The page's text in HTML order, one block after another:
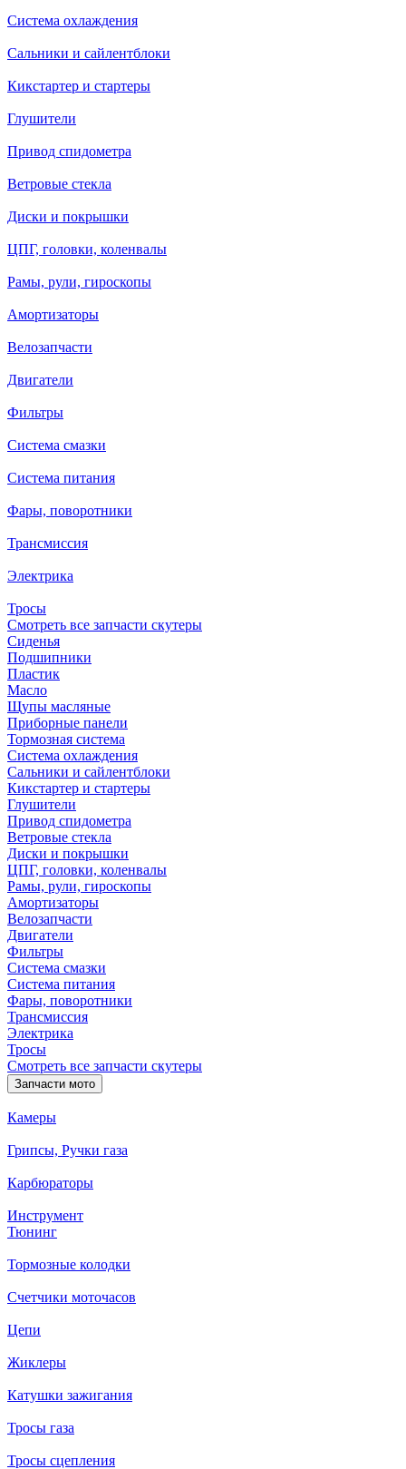
Система охлаждения
Сальники и сайлентблоки
Кикстартер и стартеры
Глушители
Привод спидометра
Ветровые стекла
Диски и покрышки
ЦПГ, головки, коленвалы
Рамы, рули, гироскопы
Амортизаторы
Велозапчасти
Двигатели
Фильтры
Система смазки
Система питания
Фары, поворотники
Трансмиссия
Электрика
Тросы
Смотреть все запчасти скутеры
Сиденья
Подшипники
Пластик
Масло
Щупы масляные
Приборные панели
Тормозная система
Система охлаждения
Сальники и сайлентблоки
Кикстартер и стартеры
Глушители
Привод спидометра
Ветровые стекла
Диски и покрышки
ЦПГ, головки, коленвалы
Рамы, рули, гироскопы
Амортизаторы
Велозапчасти
Двигатели
Фильтры
Система смазки
Система питания
Фары, поворотники
Трансмиссия
Электрика
Тросы
Смотреть все запчасти скутеры
Запчасти мото
Камеры
Грипсы, Ручки газа
Карбюраторы
Инструмент
Тюнинг
Тормозные колодки
Счетчики моточасов
Цепи
Жиклеры
Катушки зажигания
Тросы газа
Тросы сцепления